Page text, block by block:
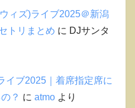
ィズ)ライブ2025＠新潟
トリまとめ に DJサンタ
イブ2025｜着席指定席に
？ に atmo より